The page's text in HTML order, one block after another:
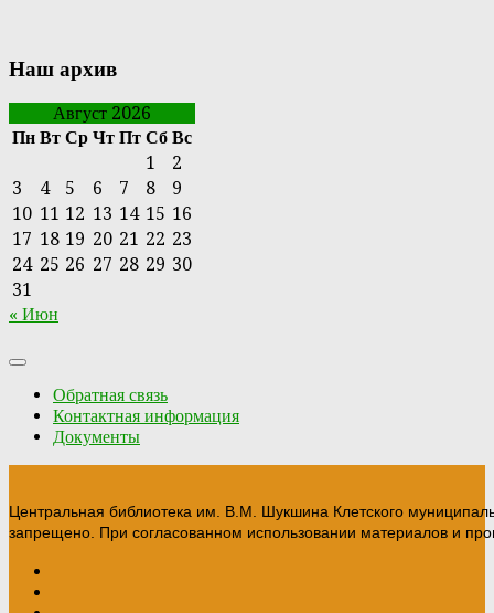
Наш архив
Август 2026
Пн Вт Ср Чт Пт Сб Вс
1
2
3
4 5 6 7 8
9
10 11 12 13 14 15 16
17 18 19 20 21 22 23
24 25 26 27 28 29 30
31
« Июн
Обратная связь
Контактная информация
Документы
Центральная библиотека им. В.М. Шукшина Клетского
запрещено. При согласованном использовании материалов и